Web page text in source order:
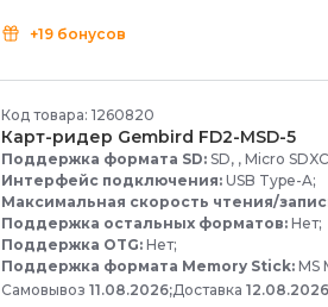
+19 бонусов
Код товара: 1260820
Карт-ридер Gembird FD2-MSD-5
Поддержка формата SD: SD, , Micro
Интерфейс подключения: USB Type-A;
Максимальная скорость чтения/
Поддержка остальных форматов: Нет;
Поддержка OTG: Нет;
Поддержка формата Memory Stick: MS
Самовывоз 11.08.2026;Доставка 12.08.2026